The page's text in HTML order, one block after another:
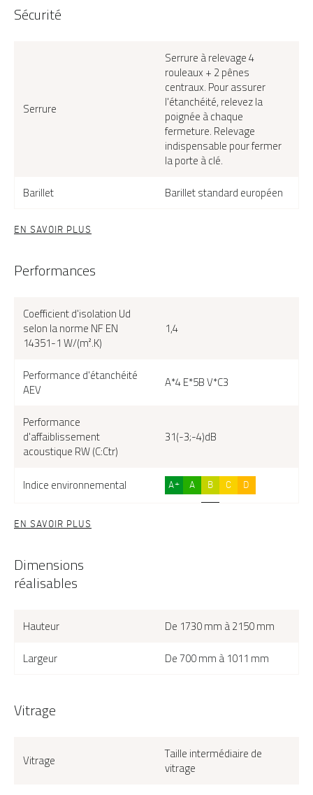
Amaya-20 face extérieure, couleur gris RAL 7039
Sécurité
Serrure
Serrure à relevage 4
rouleaux + 2 pênes
centraux. Pour assurer
l'étanchéité, relevez la
poignée à chaque
fermeture. Relevage
indispensable pour fermer
la porte à clé.
Barillet
Barillet standard européen
EN SAVOIR PLUS
Performances
Coefficient d'isolation Ud
selon la norme NF EN
14351-1 W/(m².K)
1,4
Performance d'étanchéité
AEV
A*4 E*5B V*C3
Performance
d'affaiblissement
acoustique RW (C:Ctr)
31(-3;-4)dB
Indice environnemental A+ A B C D
EN SAVOIR PLUS
Dimensions
réalisables
Hauteur
De 1730 mm à 2150 mm
Largeur
De 700 mm à 1011 mm
Vitrage
Vitrage Taille intermédiaire de
vitrage